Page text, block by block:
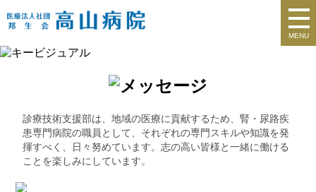
MENU
診療技術支援部は、地域の医療に貢献するため、腎・尿路疾
患専門病院の職員として、それぞれの専門スキルや知識を発
揮すべく、日々努めています。志の高い皆様と一緒に働ける
ことを楽しみにしています。